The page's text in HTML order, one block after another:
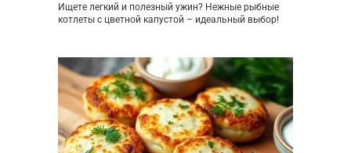
Ищете легкий и полезный ужин? Нежные рыбные
котлеты с цветной капустой – идеальный выбор!